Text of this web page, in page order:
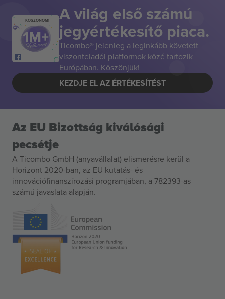
KÖSZÖNÖM! A világ első számú
jegyértékesítő piaca.
Ticombo® jelenleg a leginkább követett
viszonteladói platformok közé tartozik
Európában. Köszönjük!
KEZDJE EL AZ ÉRTÉKESÍTÉST
Az EU Bizottság kiválósági
pecsétje
A Ticombo GmbH (anyavállalat) elismerésre kerül a
Horizont 2020-ban, az EU kutatás- és
innovációfinanszírozási programjában, a 782393-as
számú javaslata alapján.